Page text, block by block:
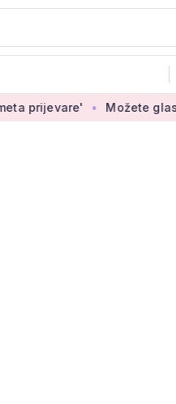
Možete glasati za izbor